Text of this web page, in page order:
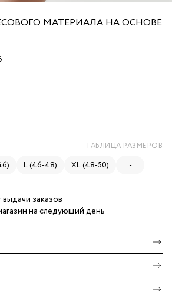
МАТЕРИАЛА НА ОСНОВЕ
ТАБЛИЦА РАЗМЕРОВ
L (46-48) XL (48-50) -
заказов
на следующий день